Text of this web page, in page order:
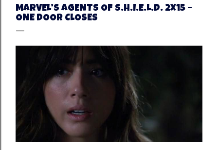
MARVEL’S AGENTS OF S.H.I.E.L.D. 2X15 –
ONE DOOR CLOSES